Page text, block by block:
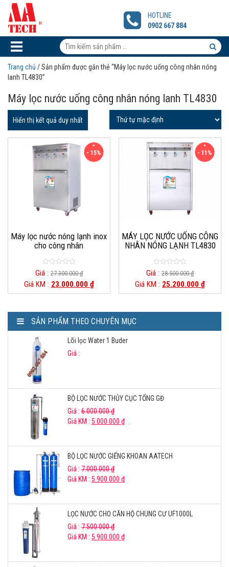
Máy
lọc
nước
nóng
lạnh
inox
cho
công
HOTLINE
0902 667 884
Tìm
Trang chủ / Sản phẩm được gắn thẻ “Máy lọc nước uống công nhân nóng
lanh TL4830”
Máy lọc nước uống công nhân nóng lanh TL4830
Hiển thị kết quả duy nhất
- 15%
Máy lọc nước nóng lạnh inox
cho công nhân
0
o
u
t
o
Giá : 27.300.000₫
Giá KM : 23.000.000 ₫
- 11%
MÁY LỌC NƯỚC UỐNG CÔNG
NHÂN NÓNG LẠNH TL4830
0
o
u
t
o
Giá :28.500.000₫
Giá KM : 25.200.000₫
SẢN PHẨM THEO CHUYÊN MỤC
Lõi lọc Water 1 Buder
Giá :
BỘ LỌC NƯỚC THỦY CỤC TỔNG GĐ
Giá : 6.000.000₫
Giá KM : 5.000.000 ₫
BỘ LỌC NƯỚC GIẾNG KHOAN AATECH
Giá : 7.000.000₫
Giá KM : 5.900.000 ₫
LỌC NƯỚC CHO CĂN HỘ CHUNG CƯ UF1000L
Giá : 7.500.000₫
Giá KM : 5.900.000 ₫